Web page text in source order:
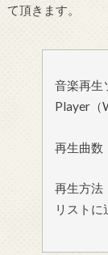
て頂きます。
音楽再生
Player（
再生曲数
再生方法
リストに